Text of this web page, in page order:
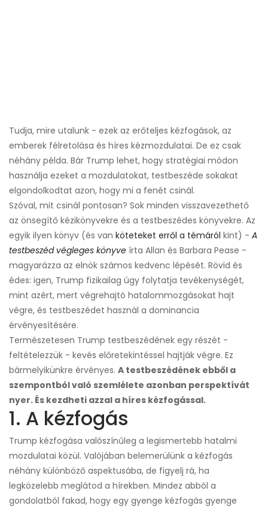
Tudja, mire utalunk - ezek az erőteljes kézfogások, az
emberek félretolása és híres kézmozdulatai. De ez csak
néhány példa. Bár Trump lehet, hogy stratégiai módon
használja ezeket a mozdulatokat, testbeszéde sokakat
elgondolkodtat azon, hogy mi a fenét csinál.
Szóval, mit csinál pontosan? Sok minden visszavezethető
az önsegítő kézikönyvekre és a testbeszédes könyvekre. Az
egyik ilyen könyv (és van köteteket erről a témáról kint) - A
testbeszéd végleges könyve írta Allan és Barbara Pease -
magyarázza az elnök számos kedvenc lépését. Rövid és
édes: igen, Trump fizikailag úgy folytatja tevékenységét,
mint azért, mert végrehajtó hatalommozgásokat hajt
végre, és testbeszédet használ a dominancia
érvényesítésére.
Természetesen Trump testbeszédének egy részét -
feltételezzük - kevés előretekintéssel hajtják végre. Ez
bármelyikünkre érvényes. A testbeszédének ebből a
szempontból való szemlélete azonban perspektívát
nyer. És kezdheti azzal a híres kézfogással.
1. A kézfogás
Trump kézfogása valószínűleg a legismertebb hatalmi
mozdulatai közül. Valójában belemerülünk a kézfogás
néhány különböző aspektusába, de figyelj rá, ha
legközelebb meglátod a hírekben. Mindez abból a
gondolatból fakad, hogy egy gyenge kézfogás gyenge